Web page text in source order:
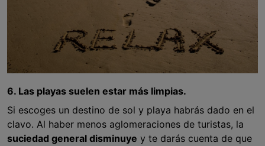
6. Las playas suelen estar más limpias.
Si escoges un destino de sol y playa habrás dado en el
clavo. Al haber menos aglomeraciones de turistas, la
suciedad general disminuye y te darás cuenta de que